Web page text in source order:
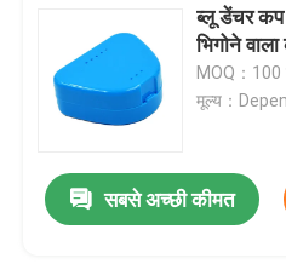
घर
ब्लू डेंचर कप
भिगोने
MOQ：100
मूल्य：
सबसे अच्छी कीमत